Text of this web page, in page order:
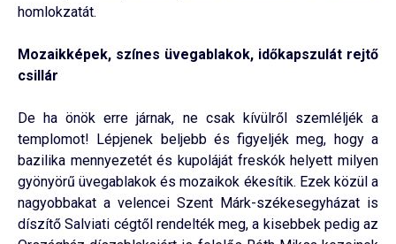
homlokzatát.
Mozaikképek, színes üvegablakok, időkapszulát rejtő
csillár
De ha önök erre járnak, ne csak kívülről szemléljék a
templomot! Lépjenek beljebb és figyeljék meg, hogy a
bazilika mennyezetét és kupoláját freskók helyett milyen
gyönyörű üvegablakok és mozaikok ékesítik. Ezek közül a
nagyobbakat a velencei Szent Márk-székesegyházat is
díszítő Salviati cégtől rendelték meg, a kisebbek pedig az